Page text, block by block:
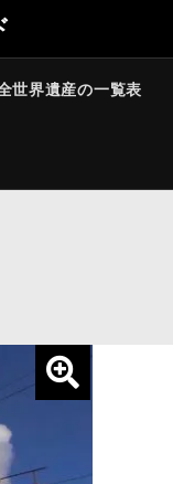
世界遺産の一覧表